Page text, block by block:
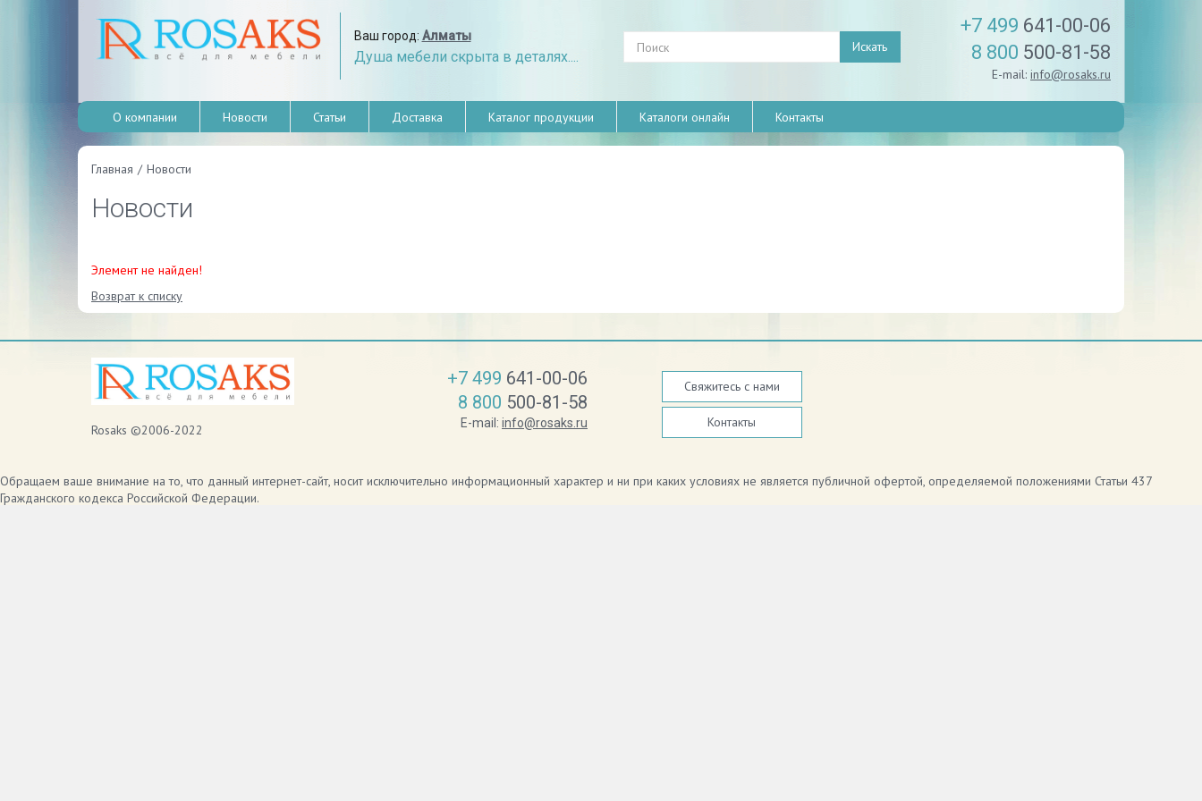
Ваш город: Алматы
Душа мебели скрыта в деталях....
Искать
+7 499 641-00-06
8 800 500-81-58
E-mail: info@rosaks.ru
О компании Новости Статьи Доставка Каталог продукции Каталоги онлайн Контакты
Главная / Новости
Новости
Элемент не найден!
Возврат к списку
Rosaks ©2006-2022
+7 499 641-00-06
8 800 500-81-58
E-mail: info@rosaks.ru
Свяжитесь с нами
Контакты
Обращаем ваше внимание на то, что данный интернет-сайт, носит исключительно информационный характер и ни при каких условиях не является публичной офертой, определяемой положениями Статьи 437
Гражданского кодекса Российской Федерации.